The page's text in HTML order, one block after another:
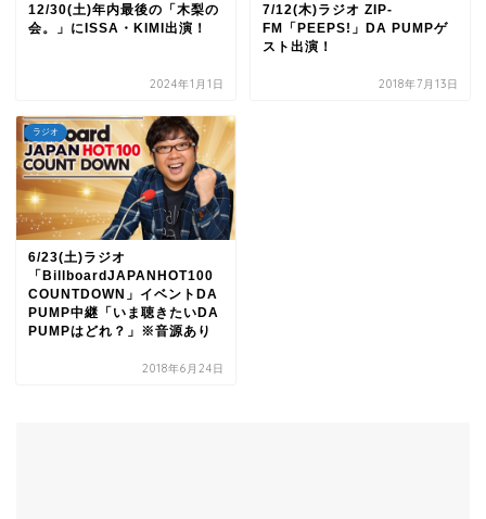
12/30(土)年内最後の「木梨の
会。」にISSA・KIMI出演！
2024年1月1日
7/12(木)ラジオ ZIP-
FM「PEEPS!」DA PUMPゲ
スト出演！
2018年7月13日
ラジオ
6/23(土)ラジオ
「BillboardJAPANHOT100
COUNTDOWN」イベントDA
PUMP中継「いま聴きたいDA
PUMPはどれ？」※音源あり
2018年6月24日